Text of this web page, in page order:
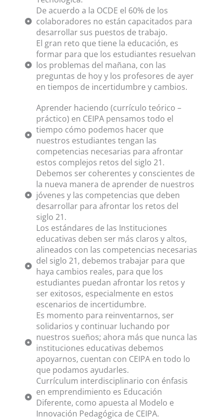
De acuerdo a la OCDE el 60% de los
colaboradores no están capacitados para
desarrollar sus puestos de trabajo.
El gran reto que tiene la educación, es
formar para que los estudiantes resuelvan
los problemas del mañana, con las
preguntas de hoy y los profesores de ayer
en tiempos de incertidumbre y cambios.
Aprender haciendo (currículo teórico –
práctico) en CEIPA pensamos todo el
tiempo cómo podemos hacer que
nuestros estudiantes tengan las
competencias necesarias para afrontar
estos complejos retos del siglo 21.
Debemos ser coherentes y conscientes de
la nueva manera de aprender de nuestros
jóvenes y las competencias que deben
desarrollar para afrontar los retos del
siglo 21.
Los estándares de las Instituciones
educativas deben ser más claros y altos,
alineados con las competencias necesarias
del siglo 21, debemos trabajar para que
haya cambios reales, para que los
estudiantes puedan afrontar los retos y
ser exitosos, especialmente en estos
escenarios de incertidumbre.
Es momento para reinventarnos, ser
solidarios y continuar luchando por
nuestros sueños; ahora más que nunca las
instituciones educativas debemos
apoyarnos, cuentan con CEIPA en todo lo
que podamos ayudarles.
Currículum interdisciplinario con énfasis
en emprendimiento es Educación
Diferente, como apuesta al Modelo e
Innovación Pedagógica de CEIPA.